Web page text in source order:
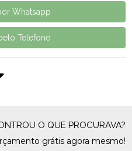
Whatsapp
Telefone
O QUE PROCURAVA?
grátis agora mesmo!